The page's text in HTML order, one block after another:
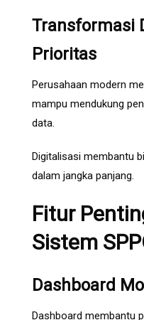
Transformasi
Prioritas
Perusahaan modern
mampu mendukung
data.
Digitalisasi membantu
dalam jangka panjang.
Fitur
Sistem
Dashboard
Dashboard membantu